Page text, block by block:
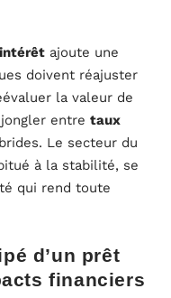
ajoute une
doivent réajuster
la valeur de
entre taux
Le secteur du
à la stabilité, se
qui rend toute
d’un prêt
financiers